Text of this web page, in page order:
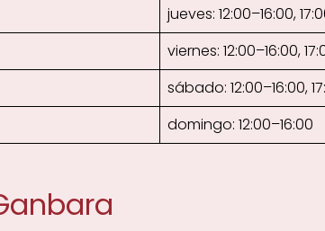
jueves: 12:00–16:00,
viernes: 12:00–16:00,
sábado: 12:00–16:00,
domingo: 12:00–16:00